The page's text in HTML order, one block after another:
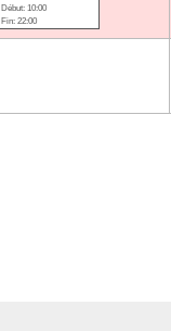
Début: 10:00
Fin: 22:00